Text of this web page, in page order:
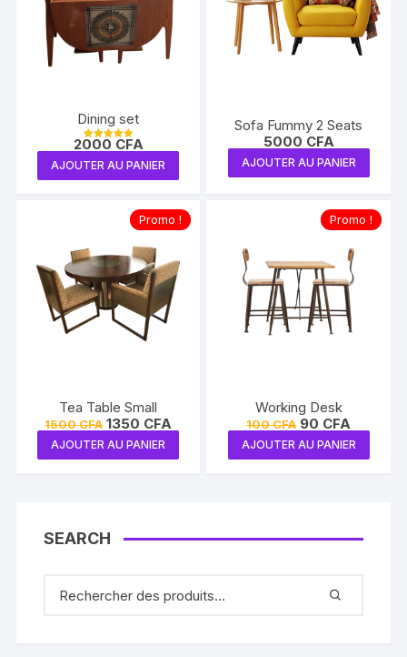
Dining set
Note
sur 5
2000 CFA
AJOUTER AU PANIER
Sofa Fummy 2 Seats
5000 CFA
AJOUTER AU PANIER
Promo !
Tea Table Small
1500CFA Le
prix
initial
était :
1350 CFA
prix
est :
AJOUTER AU PANIER
Promo !
Working Desk
100CFA Le
prix
initial
était :
90 CFA
prix
actuel
est :
AJOUTER AU PANIER
SEARCH